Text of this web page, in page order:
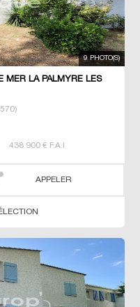
9 PHOTO(S)
MER LA PALMYRE LES
)
438 900 € F.A.I
APPELER